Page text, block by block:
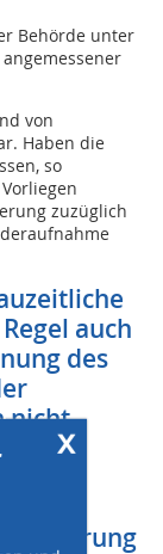
Behörde unter
von
Haben die
so
zuzüglich
auch
des
nicht
zu
x